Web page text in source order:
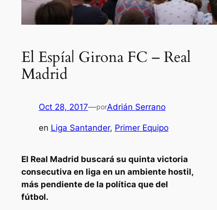
El Espía| Girona FC – Real
Madrid
Oct 28, 2017—porAdrián Serrano
en Liga Santander, Primer Equipo
El Real Madrid buscará su quinta victoria
consecutiva en liga en un ambiente hostil,
más pendiente de la política que del
fútbol.